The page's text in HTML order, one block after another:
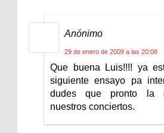
Anónimo
29 de enero de 2009 a las 20:08
Que buena Luis!!!! ya
siguiente ensayo pa
dudes que pronto la
nuestros conciertos.